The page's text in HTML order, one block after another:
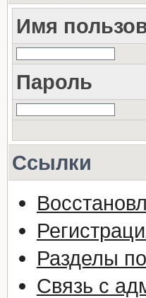
Имя
Пароль
Ссылки
Разделы
Связь с